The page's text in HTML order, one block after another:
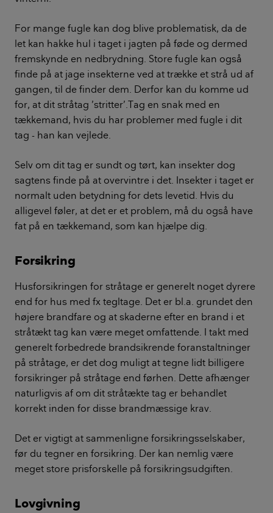
For mange fugle kan dog blive problematisk, da de
let kan hakke hul i taget i jagten på føde og dermed
fremskynde en nedbrydning. Store fugle kan også
finde på at jage insekterne ved at trække et strå ud af
gangen, til de finder dem. Derfor kan du komme ud
for, at dit stråtag ’stritter’.Tag en snak med en
tækkemand, hvis du har problemer med fugle i dit
tag - han kan vejlede.
Selv om dit tag er sundt og tørt, kan insekter dog
sagtens finde på at overvintre i det. Insekter i taget er
normalt uden betydning for dets levetid. Hvis du
alligevel føler, at det er et problem, må du også have
fat på en tækkemand, som kan hjælpe dig.
Forsikring
Husforsikringen for stråtage er generelt noget dyrere
end for hus med fx tegltage. Det er bl.a. grundet den
højere brandfare og at skaderne efter en brand i et
stråtækt tag kan være meget omfattende. I takt med
generelt forbedrede brandsikrende foranstaltninger
på stråtage, er det dog muligt at tegne lidt billigere
forsikringer på stråtage end førhen. Dette afhænger
naturligvis af om dit stråtækte tag er behandlet
korrekt inden for disse brandmæssige krav.
Det er vigtigt at sammenligne forsikringsselskaber,
før du tegner en forsikring. Der kan nemlig være
meget store prisforskelle på forsikringsudgiften.
Lovgivning